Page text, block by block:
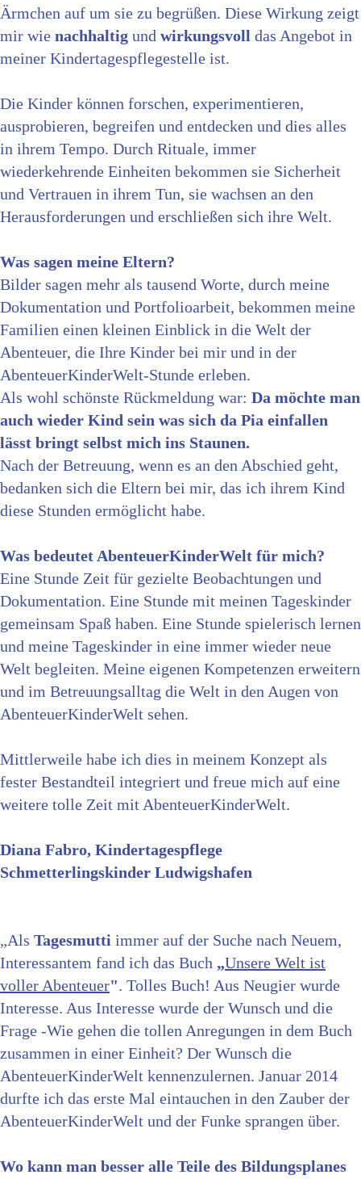
Ärmchen auf um sie zu begrüßen. Diese Wirkung zeigt
mir wie nachhaltig und wirkungsvoll das Angebot in
meiner Kindertagespflegestelle ist.
Die Kinder können forschen, experimentieren,
ausprobieren, begreifen und entdecken und dies alles
in ihrem Tempo. Durch Rituale, immer
wiederkehrende Einheiten bekommen sie Sicherheit
und Vertrauen in ihrem Tun, sie wachsen an den
Herausforderungen und erschließen sich ihre Welt.
Was sagen meine Eltern?
Bilder sagen mehr als tausend Worte, durch meine
Dokumentation und Portfolioarbeit, bekommen meine
Familien einen kleinen Einblick in die Welt der
Abenteuer, die Ihre Kinder bei mir und in der
AbenteuerKinderWelt-Stunde erleben.
Als wohl schönste Rückmeldung war: Da möchte man
auch wieder Kind sein was sich da Pia einfallen
lässt bringt selbst mich ins Staunen.
Nach der Betreuung, wenn es an den Abschied geht,
bedanken sich die Eltern bei mir, das ich ihrem Kind
diese Stunden ermöglicht habe.
Was bedeutet AbenteuerKinderWelt für mich?
Eine Stunde Zeit für gezielte Beobachtungen und
Dokumentation. Eine Stunde mit meinen Tageskinder
gemeinsam Spaß haben. Eine Stunde spielerisch lernen
und meine Tageskinder in eine immer wieder neue
Welt begleiten. Meine eigenen Kompetenzen erweitern
und im Betreuungsalltag die Welt in den Augen von
AbenteuerKinderWelt sehen.
Mittlerweile habe ich dies in meinem Konzept als
fester Bestandteil integriert und freue mich auf eine
weitere tolle Zeit mit AbenteuerKinderWelt.
Diana Fabro, Kindertagespflege
Schmetterlingskinder Ludwigshafen
„Als Tagesmutti immer auf der Suche nach Neuem,
Interessantem fand ich das Buch „Unsere Welt ist
voller Abenteuer". Tolles Buch! Aus Neugier wurde
Interesse. Aus Interesse wurde der Wunsch und die
Frage -Wie gehen die tollen Anregungen in dem Buch
zusammen in einer Einheit? Der Wunsch die
AbenteuerKinderWelt kennenzulernen. Januar 2014
durfte ich das erste Mal eintauchen in den Zauber der
AbenteuerKinderWelt und der Funke sprangen über.
Wo kann man besser alle Teile des Bildungsplanes